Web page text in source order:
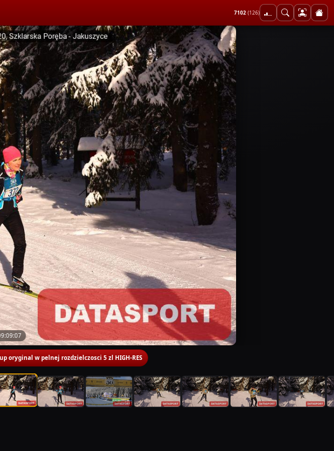
7102 (126)
oryginal w pelnej rozdzielczosci 5 zl HIGH-RES